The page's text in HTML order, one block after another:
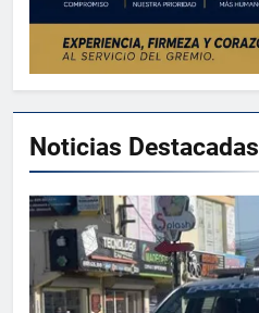
Noticias Destacadas